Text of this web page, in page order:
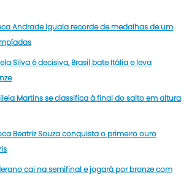
Andrade iguala recorde de medalhas de um
Silva é decisiva, Brasil bate Itália e leva
Martins se classifica à final do salto em altura
Beatriz Souza conquista o primeiro ouro
cai na semifinal e jogará por bronze com